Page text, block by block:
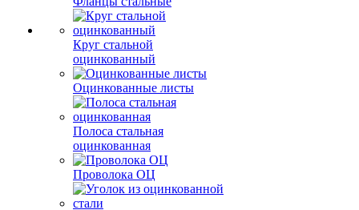
Круг стальной
оцинкованный
Оцинкованные листы
Полоса стальная
оцинкованная
Проволока ОЦ